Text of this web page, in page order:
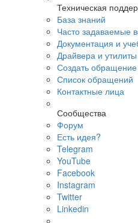
Техническая
База знаний
Часто задаваемые
Документация и
Драйвера и утилиты
Создать
Список обращений
Контактные лица
Сообщества
Форум
Есть идея?
Telegram
YouTube
Facebook
Instagram
Twitter
Linkedin